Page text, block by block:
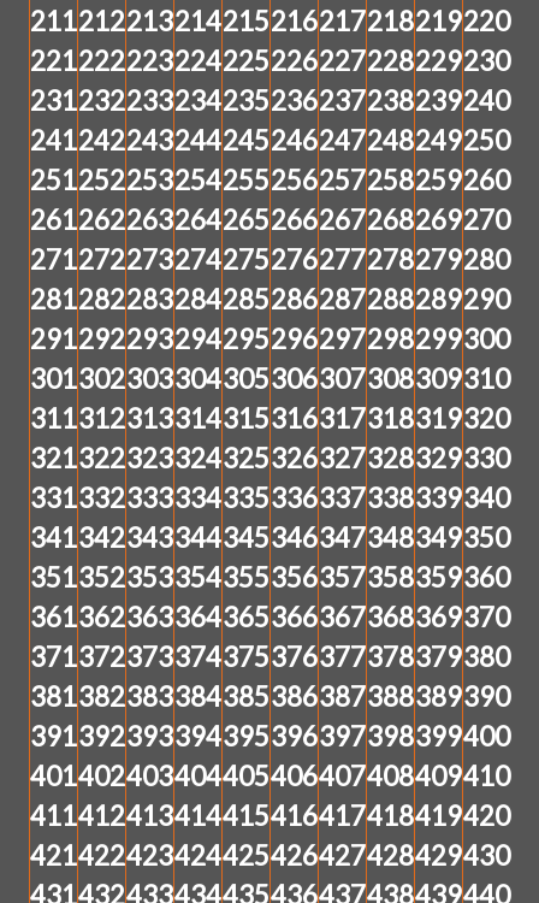
211212213214215216217218219220
221222223224225226227228229230
231232233234235236237238239240
241242243244245246247248249250
251252253254255256257258259260
261262263264265266267268269270
271272273274275276277278279280
281282283284285286287288289290
291292293294295296297298299300
301302303304305306307308309310
311312313314315316317318319320
321322323324325326327328329330
331332333334335336337338339340
341342343344345346347348349350
351352353354355356357358359360
361362363364365366367368369370
371372373374375376377378379380
381382383384385386387388389390
391392393394395396397398399400
401402403404405406407408409410
411412413414415416417418419420
421422423424425426427428429430
431432433434435436437438439440